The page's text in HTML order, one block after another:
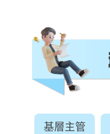
基層主管